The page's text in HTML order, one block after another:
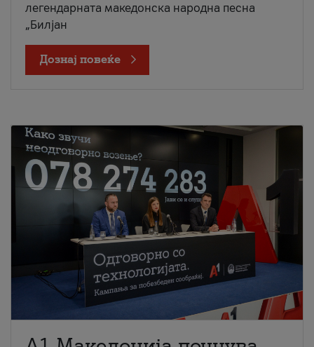
легендарната македонска народна песна
„Билјан
Дознај повеќе